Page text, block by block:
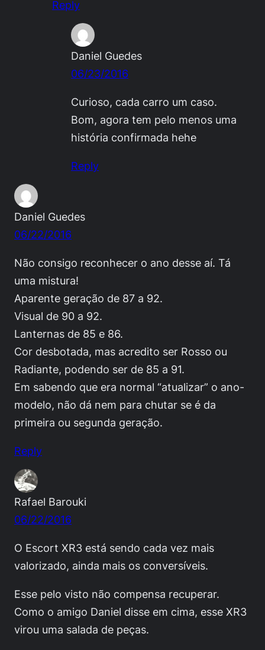
Reply
Daniel Guedes
06/23/2016
Curioso, cada carro um caso.
Bom, agora tem pelo menos uma
história confirmada hehe
Reply
Daniel Guedes
06/22/2016
Não consigo reconhecer o ano desse aí. Tá
uma mistura!
Aparente geração de 87 a 92.
Visual de 90 a 92.
Lanternas de 85 e 86.
Cor desbotada, mas acredito ser Rosso ou
Radiante, podendo ser de 85 a 91.
Em sabendo que era normal “atualizar” o ano-
modelo, não dá nem para chutar se é da
primeira ou segunda geração.
Reply
Rafael Barouki
06/22/2016
O Escort XR3 está sendo cada vez mais
valorizado, ainda mais os conversíveis.
Esse pelo visto não compensa recuperar.
Como o amigo Daniel disse em cima, esse XR3
virou uma salada de peças.